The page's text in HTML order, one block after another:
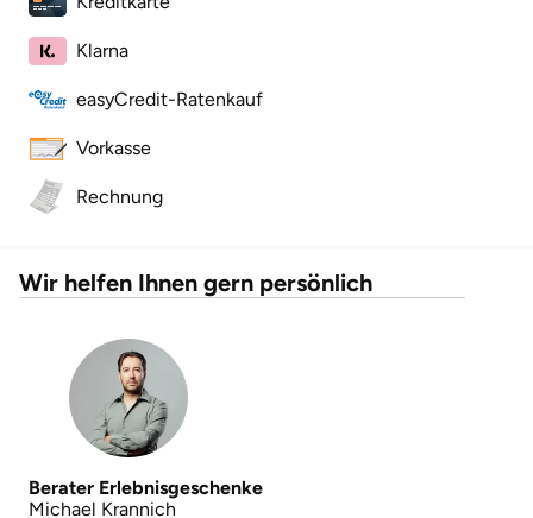
Klarna
easyCredit-Ratenkauf
Vorkasse
Rechnung
Wir helfen Ihnen gern persönlich
Berater Erlebnisgeschenke
Michael Krannich
Lüneburg
Main-Kinzig-Kreis
Mannheim
Mecklenburgische Seenplatte
Meiningen
Merzig